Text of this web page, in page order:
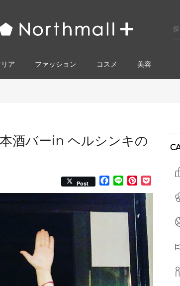
ア ファッション コスメ​ 美容
酒バーin ヘルシンキの
Post Facebook
Line Pinterest
Pocket